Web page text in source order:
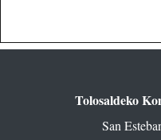
Tolosaldeko
San